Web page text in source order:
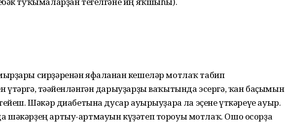
сир­ҙә­ренән яфа­ланған кешеләр мот­лаҡ табип
үтәргә, тәғәйенләнгән дарыу­ҙарҙы ваҡытында эсергә, ҡан баҫымын
Шәкәр диабетына дусар ауырыуҙарға ла эҫене үткә­реүе ауыр.
шәкәрҙең артыу-артмауын күҙәтеп тороуы мотлаҡ. Ошо осорҙа